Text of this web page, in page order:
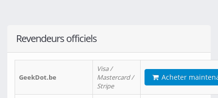
Revendeurs officiels
GeekDot.be
Visa /
Mastercard /
Stripe
Acheter